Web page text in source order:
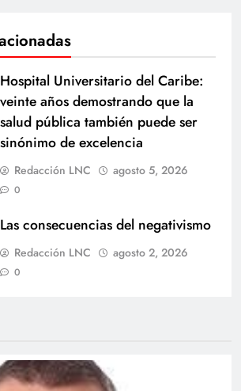
Hospital Universitario del Caribe:
veinte años demostrando que la
salud pública también puede ser
sinónimo de excelencia
Redacción LNC agosto 5, 2026
0
Las consecuencias del negativismo
Redacción LNC agosto 2, 2026
0